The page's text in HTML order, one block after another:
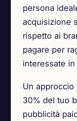
persona
acquisizione
rispetto ai
pagare per
interessate
Un
30% del tuo
pubblicità